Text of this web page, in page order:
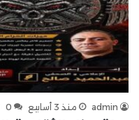
admin منذ 3 أسابيع 0